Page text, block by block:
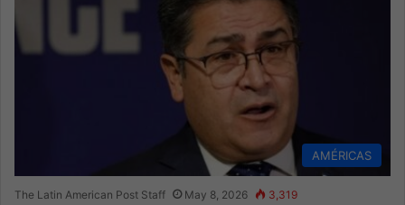
AMÉRICAS
The Latin American Post Staff May 8, 2026 3,319